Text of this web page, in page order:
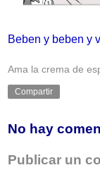
Beben y beben y
Ama la crema de
Compartir
No hay
Publicar un